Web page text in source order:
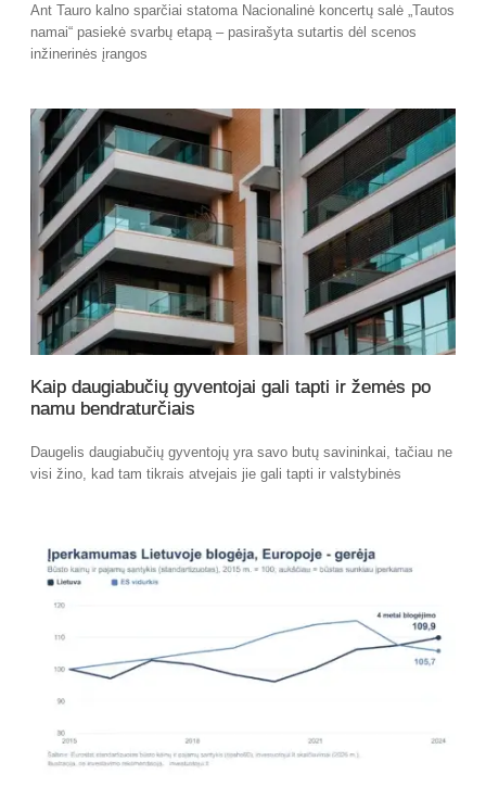
Ant Tauro kalno sparčiai statoma Nacionalinė koncertų salė „Tautos
namai“ pasiekė svarbų etapą – pasirašyta sutartis dėl scenos
inžinerinės įrangos
Kaip daugiabučių gyventojai gali tapti ir žemės po
namu bendraturčiais
Daugelis daugiabučių gyventojų yra savo butų savininkai, tačiau ne
visi žino, kad tam tikrais atvejais jie gali tapti ir valstybinės